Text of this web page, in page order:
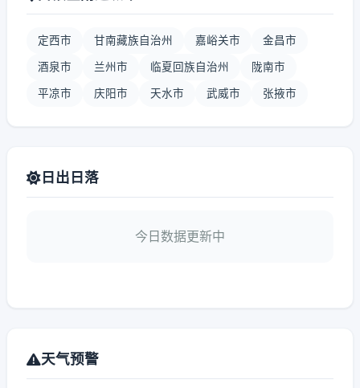
定西市 甘南藏族自治州 嘉峪关市 金昌市
酒泉市 兰州市 临夏回族自治州 陇南市
平凉市 庆阳市 天水市 武威市 张掖市
日出日落
今日数据更新中
天气预警